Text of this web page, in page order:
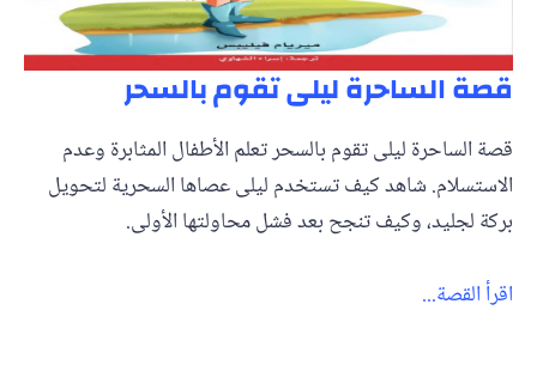
قصة الساحرة ليلى تقوم بالسحر
قصة الساحرة ليلى تقوم بالسحر تعلم الأطفال المثابرة وعدم
الاستسلام. شاهد كيف تستخدم ليلى عصاها السحرية لتحويل
بركة لجليد، وكيف تنجح بعد فشل محاولتها الأولى.
اقرأ القصة...